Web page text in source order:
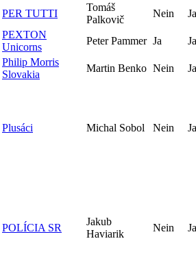
PER TUTTI
Tomáš
Palkovič
Nein
Ja
PEXTON
Unicorns
Peter Pammer Ja
Ja
Philip Morris
Slovakia
Martin Benko Nein Ja
Plusáci Michal Sobol Nein Ja
POLÍCIA SR
Jakub
Haviarik
Nein Ja